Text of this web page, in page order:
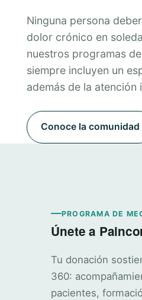
Ninguna persona
dolor crónico en
nuestros programas
siempre incluyen un
además de la atención
Conoce la comunidad
PROGRAMA DE
Únete a
Tu donación
360:
pacientes,